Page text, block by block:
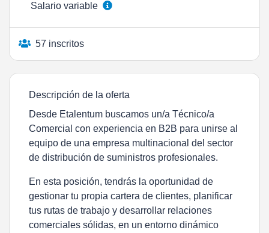
Salario variable
57 inscritos
Descripción de la oferta
Desde Etalentum buscamos un/a Técnico/a
Comercial con experiencia en B2B para unirse al
equipo de una empresa multinacional del sector
de distribución de suministros profesionales.
En esta posición, tendrás la oportunidad de
gestionar tu propia cartera de clientes, planificar
tus rutas de trabajo y desarrollar relaciones
comerciales sólidas, en un entorno dinámico